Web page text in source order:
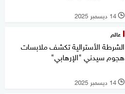
l 14 ديسمبر 2025
عالم
الشرطة الأسترالية تكشف ملابسات
هجوم سيدني "الإرهابي"
l 14 ديسمبر 2025